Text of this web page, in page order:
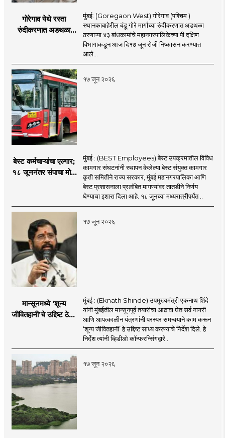
गोरेगाव येथे रस्ता
रुंदीकरणात अडथळा
मुंबई: (Goregaon West) गोरेगाव (पश्चिम )
स्थानकाबाहेरील बंडू गोरे मार्गाच्या रुंदीकरणात अडथळा
ठरणाऱ्या ४३ बांधकामांचे महानगरपालिकेच्या पी दक्षिण
विभागाकडून आज दि१७ जून रोजी निष्कासन करण्यात
आले...
१७ जून २०२६
बेस्ट कर्मचाऱ्यांचा एल्गार;
१८ जूननंतर संपाचा मोठा
मुंबई : (BEST Employees) बेस्ट उपक्रमातील विविध
कामगार संघटनांनी स्थापन केलेल्या बेस्ट संयुक्त कामगार
कृती समितीने राज्य सरकार, मुंबई महानगरपालिका आणि
बेस्ट प्रशासनाला प्रलंबित मागण्यांवर तातडीने निर्णय
घेण्याचा इशारा दिला आहे. १८ जूनच्या मध्यरात्रीपर्यंत ..
१७ जून २०२६
मान्सूनमध्ये ‘शून्य
जीवितहानी’चे उद्दिष्ट ठेवून
शिंदे
मुंबई : (Eknath Shinde) उपमुख्यमंत्री एकनाथ शिंदे
यांनी मुंबईतील मान्सूनपूर्व तयारीचा आढावा घेत सर्व नागरी
आणि आपत्कालीन यंत्रणांनी परस्पर समन्वयाने काम करून
‘शून्य जीवितहानी’ हे उद्दिष्ट साध्य करण्याचे निर्देश दिले. हे
निर्देश त्यांनी व्हिडीओ कॉन्फरन्सिंगद्वारे ..
१७ जून २०२६